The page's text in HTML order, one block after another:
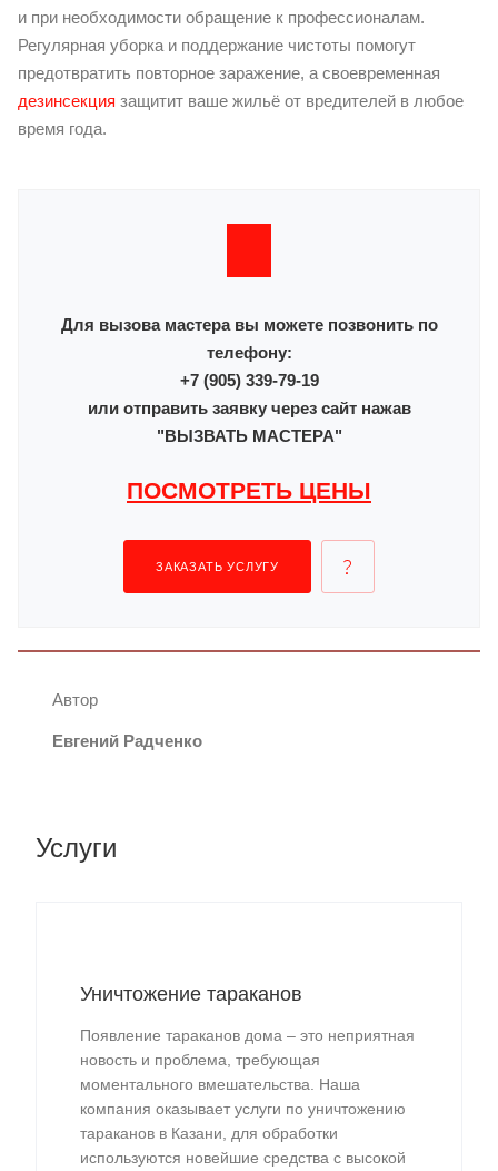
и при необходимости обращение к профессионалам.
Регулярная уборка и поддержание чистоты помогут
предотвратить повторное заражение, а своевременная
дезинсекция защитит ваше жильё от вредителей в любое
время года.
Для вызова мастера вы можете позвонить по
телефону:
+7 (905) 339-79-19
или отправить заявку через сайт нажав
"ВЫЗВАТЬ МАСТЕРА"
ПОСМОТРЕТЬ ЦЕНЫ
ЗАКАЗАТЬ УСЛУГУ
Автор
Евгений Радченко
Услуги
Уничтожение тараканов
Появление тараканов дома – это неприятная
новость и проблема, требующая
моментального вмешательства. Наша
компания оказывает услуги по уничтожению
тараканов в Казани, для обработки
используются новейшие средства с высокой